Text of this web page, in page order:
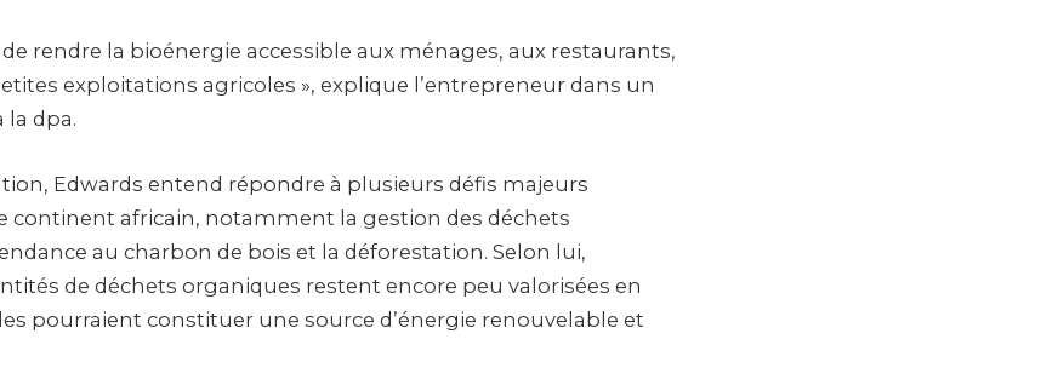
rendre la bioénergie accessible aux ménages, aux restaurants,
exploitations agricoles », explique l’entrepreneur dans un
la dpa.
Edwards entend répondre à plusieurs défis majeurs
continent africain, notamment la gestion des déchets
au charbon de bois et la déforestation. Selon lui,
de déchets organiques restent encore peu valorisées en
pourraient constituer une source d’énergie renouvelable et